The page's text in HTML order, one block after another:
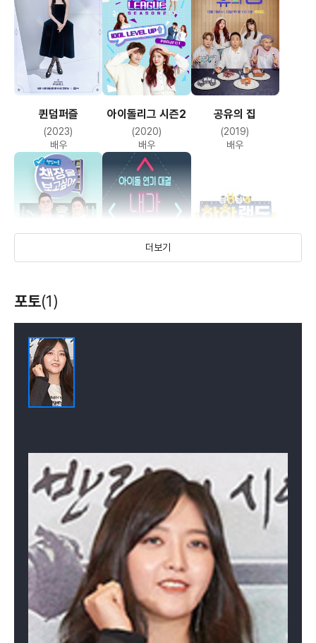
퀸덤퍼즐
(2023)
배우
아이돌리그 시즌2
(2020)
배우
공유의 집
(2019)
배우
책잇아웃 - 책장을
보고 싶어
머슬퀸 프로젝트
(2016)
배우
더보기
포토(1)